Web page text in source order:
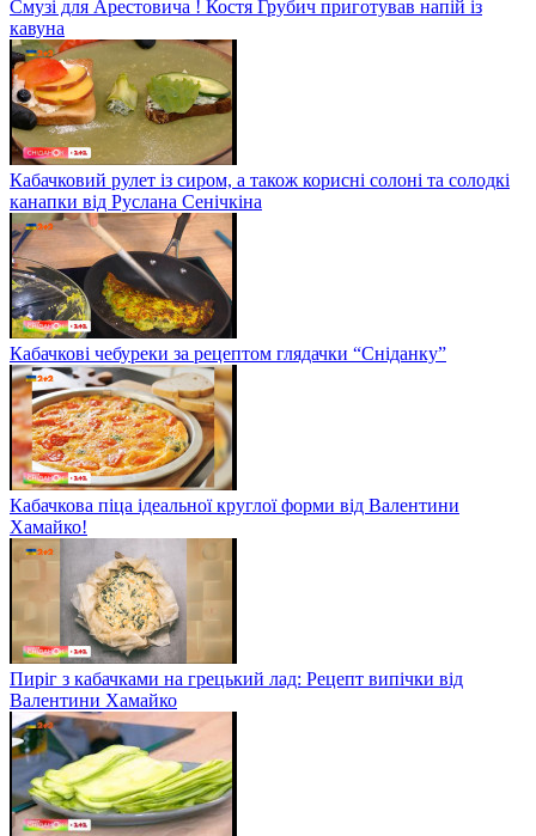
Смузі для Арестовича ! Костя Грубич приготував напій із
кавуна
Кабачковий рулет із сиром, а також корисні солоні та солодкі
канапки від Руслана Сенічкіна
Кабачкові чебуреки за рецептом глядачки “Сніданку”
Кабачкова піца ідеальної круглої форми від Валентини
Хамайко!
Пиріг з кабачками на грецький лад: Рецепт випічки від
Валентини Хамайко